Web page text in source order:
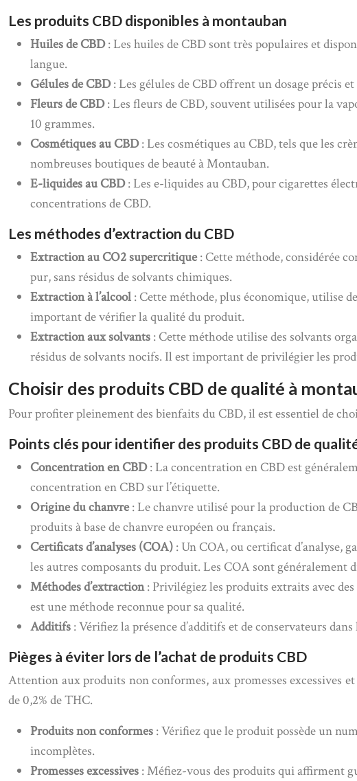
Les produits CBD disponibles à montauban
Huiles de CBD: Les huiles de CBD sont très populaires et
langue.
Gélules de CBD: Les gélules de CBD offrent un dosage précis
Fleurs de CBD: Les fleurs de CBD, souvent utilisées pour la
10 grammes.
Cosmétiques au CBD: Les cosmétiques au CBD, tels que les
nombreuses boutiques de beauté à Montauban.
E-liquides au CBD: Les e-liquides au CBD, pour cigarettes
concentrations de CBD.
Les méthodes d’extraction du CBD
Extraction au CO2 supercritique: Cette méthode, considérée
pur, sans résidus de solvants chimiques.
Extraction à l’alcool : Cette méthode, plus économique, utilise
important de vérifier la qualité du produit.
Extraction aux solvants : Cette méthode utilise des solvants
résidus de solvants nocifs. Il est important de privilégier les
Choisir des produits CBD de qualité à
Pour profiter pleinement des bienfaits du CBD, il est essentiel de
Points clés pour identifier des produits CBD de
Concentration en CBD: La concentration en CBD est
concentration en CBD sur l’étiquette.
Origine du chanvre: Le chanvre utilisé pour la production de
produits à base de chanvre européen ou français.
Certificats d’analyses (COA) : Un COA, ou certificat d’analyse,
les autres composants du produit. Les COA sont
Méthodes d’extraction: Privilégiez les produits extraits avec
est une méthode reconnue pour sa qualité.
Additifs : Vérifiez la présence d’additifs et de conservateurs
Pièges à éviter lors de l’achat de produits CBD
Attention aux produits non conformes, aux promesses excessives
de 0,2% de THC.
Produits non conformes : Vérifiez que le produit possède un
incomplètes.
Promesses excessives : Méfiez-vous des produits qui affirment